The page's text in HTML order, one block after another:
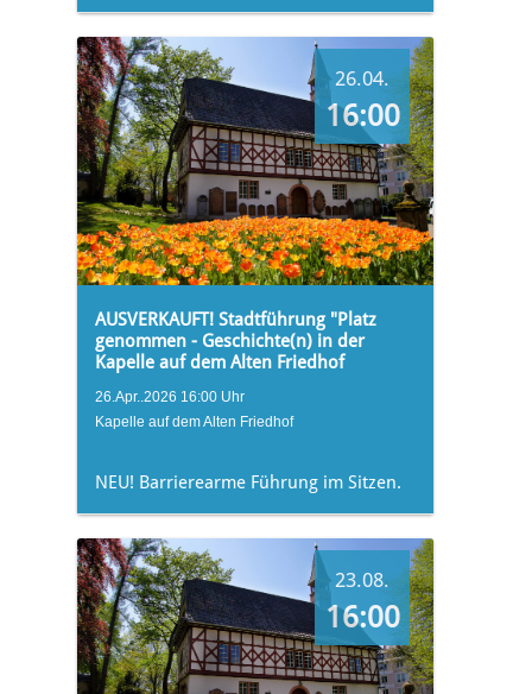
26.04.
16:00
AUSVERKAUFT! Stadtführung "Platz
genommen - Geschichte(n) in der
Kapelle auf dem Alten Friedhof
26.Apr..2026 16:00 Uhr
Kapelle auf dem Alten Friedhof
NEU! Barrierearme Führung im Sitzen.
23.08.
16:00